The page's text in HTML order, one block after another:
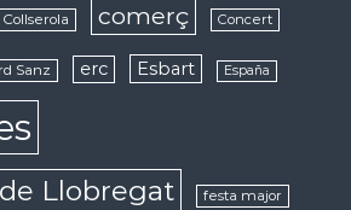
Collserola comerç Concert
Sanz erc Esbart España
Llobregat festa major